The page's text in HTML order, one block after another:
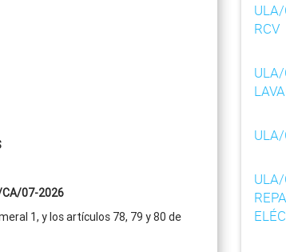
CA/07-2026
1, y los artículos 78, 79 y 80 de
RCV